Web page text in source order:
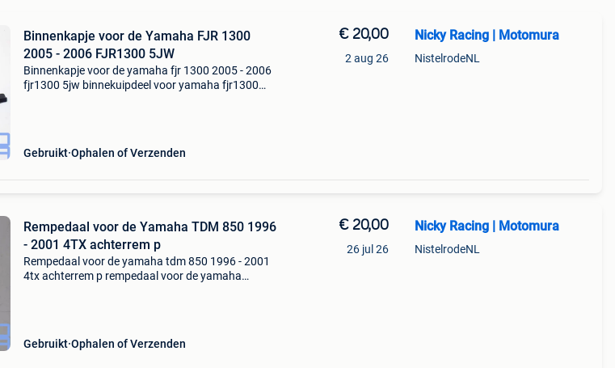
Binnenkapje voor de Yamaha FJR 1300
2005 - 2006 FJR1300 5JW
Binnenkapje voor de yamaha fjr 1300 2005 - 2006
fjr1300 5jw binnekuipdeel voor yamaha fjr1300
Gebruikt Ophalen of Verzenden
€ 20,00
2 aug 26
Nicky Racing | Motomura
NistelrodeNL
Rempedaal voor de Yamaha TDM 850 1996
- 2001 4TX achterrem p
Rempedaal voor de yamaha tdm 850 1996 - 2001
4tx achterrem p rempedaal voor de yamaha
Gebruikt Ophalen of Verzenden
€ 20,00
26 jul 26
Nicky Racing | Motomura
NistelrodeNL